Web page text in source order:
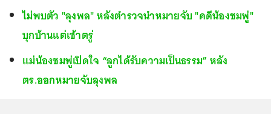
ไม่พบตัว "ลุงพล" หลังตำรวจนำหมายจับ "คดีน้องชมพู่"
บุกบ้านแต่เช้าตรู่
แม่น้องชมพู่เปิดใจ “ลูกได้รับความเป็นธรรม” หลัง
ตร.ออกหมายจับลุงพล